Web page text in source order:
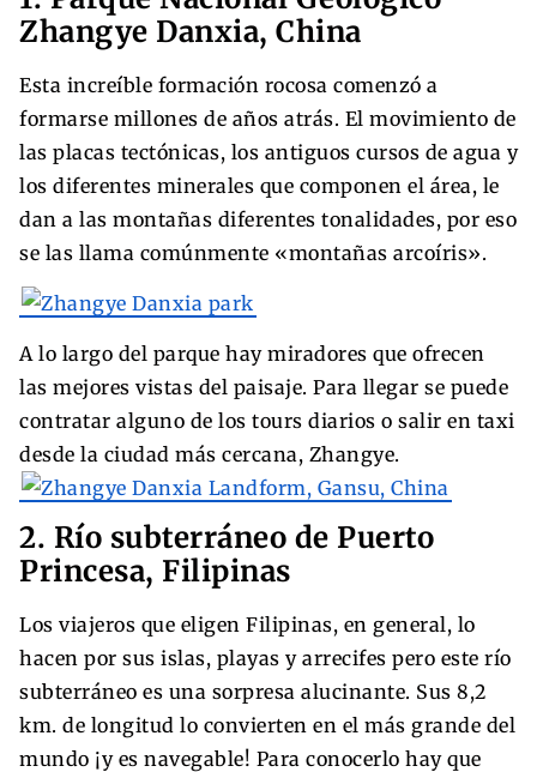
Zhangye Danxia, China
Esta increíble formación rocosa comenzó a
formarse millones de años atrás. El movimiento de
las placas tectónicas, los antiguos cursos de agua y
los diferentes minerales que componen el área, le
dan a las montañas diferentes tonalidades, por eso
se las llama comúnmente «montañas arcoíris».
A lo largo del parque hay miradores que ofrecen
las mejores vistas del paisaje. Para llegar se puede
contratar alguno de los tours diarios o salir en taxi
desde la ciudad más cercana, Zhangye.
2. Río subterráneo de Puerto
Princesa, Filipinas
Los viajeros que eligen Filipinas, en general, lo
hacen por sus islas, playas y arrecifes pero este río
subterráneo es una sorpresa alucinante. Sus 8,2
km. de longitud lo convierten en el más grande del
mundo ¡y es navegable! Para conocerlo hay que